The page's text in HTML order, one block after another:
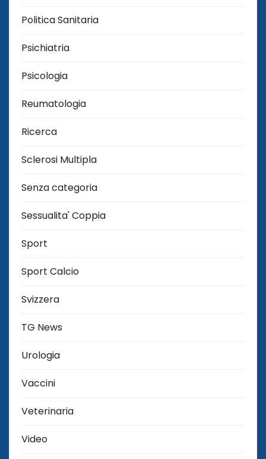
Politica Sanitaria
Psichiatria
Psicologia
Reumatologia
Ricerca
Sclerosi Multipla
Senza categoria
Sessualita' Coppia
Sport
Sport Calcio
Svizzera
TG News
Urologia
Vaccini
Veterinaria
Video